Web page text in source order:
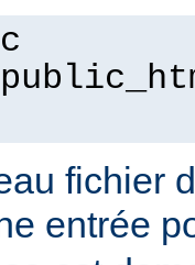
fichier
entrée